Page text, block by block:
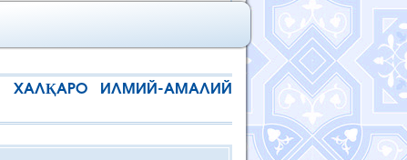
ХАЛҚАРО ИЛМИЙ-АМАЛИЙ